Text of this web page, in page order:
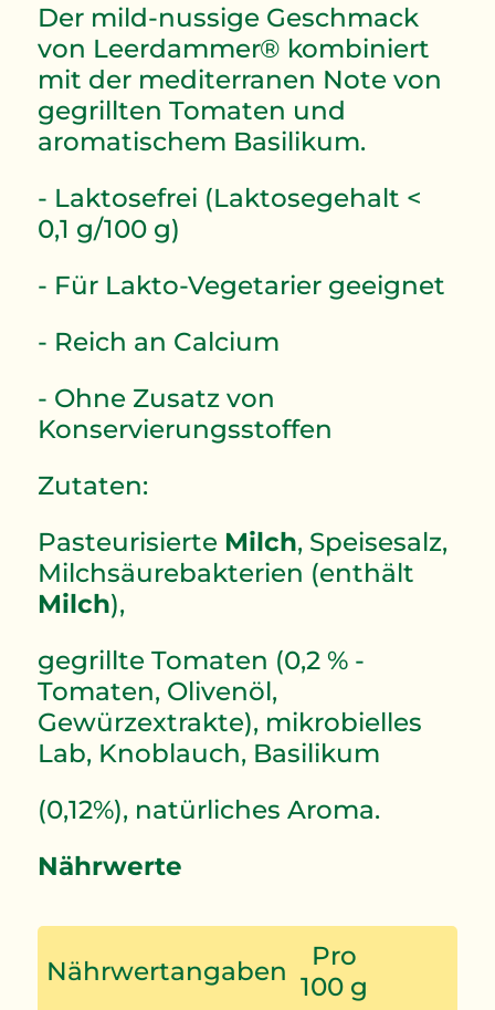
Der mild-nussige Geschmack
von Leerdammer® kombiniert
mit der mediterranen Note von
gegrillten Tomaten und
aromatischem Basilikum.
- Laktosefrei (Laktosegehalt <
0,1 g/100 g)
- Für Lakto-Vegetarier geeignet
- Reich an Calcium
- Ohne Zusatz von
Konservierungsstoffen
Zutaten:
Pasteurisierte Milch, Speisesalz,
Milchsäurebakterien (enthält
Milch),
gegrillte Tomaten (0,2 % -
Tomaten, Olivenöl,
Gewürzextrakte), mikrobielles
Lab, Knoblauch, Basilikum
(0,12%), natürliches Aroma.
Nährwerte
Nährwertangaben
Pro
100 g